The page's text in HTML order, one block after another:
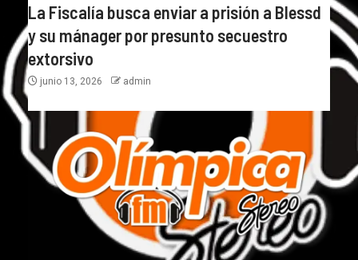
La Fiscalía busca enviar a prisión a Blessd
y su mánager por presunto secuestro
extorsivo
junio 13, 2026 admin